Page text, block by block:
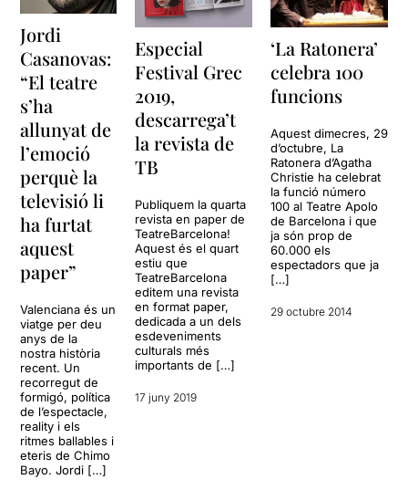
Jordi
Casanovas:
“El teatre
s’ha
allunyat de
l’emoció
perquè la
televisió li
ha furtat
aquest
paper”
Valenciana és un
viatge per deu
anys de la
nostra història
recent. Un
recorregut de
formigó, política
de l’espectacle,
reality i els
ritmes ballables i
eteris de Chimo
Bayo. Jordi […]
Especial
Festival Grec
2019,
descarrega’t
la revista de
TB
Publiquem la quarta
revista en paper de
TeatreBarcelona!
Aquest és el quart
estiu que
TeatreBarcelona
editem una revista
en format paper,
dedicada a un dels
esdeveniments
culturals més
importants de […]
17 juny 2019
‘La Ratonera’
celebra 100
funcions
Aquest dimecres, 29
d’octubre, La
Ratonera d’Agatha
Christie ha celebrat
la funció número
100 al Teatre Apolo
de Barcelona i que
ja són prop de
60.000 els
espectadors que ja
[…]
29 octubre 2014